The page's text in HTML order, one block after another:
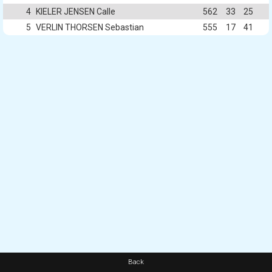
4
KIELER JENSEN Calle 562 33
25
5 VERLIN THORSEN Sebastian 555 17 41
Back